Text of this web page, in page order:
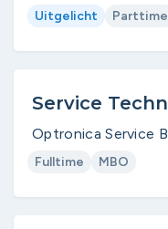
Uitgelicht Parttime
Service
Optronica Service
Fulltime MBO